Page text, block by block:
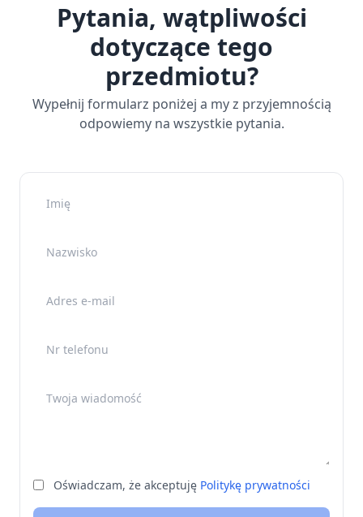
Pytania, wątpliwości
dotyczące tego
przedmiotu?
Wypełnij formularz poniżej a my z przyjemnością
odpowiemy na wszystkie pytania.
Nazwisko
Adres e-mail
Nr telefonu
Twoja wiadomość
Oświadczam, że akceptuję Politykę prywatności